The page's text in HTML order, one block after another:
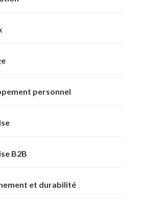
personnel
B2B
et durabilité